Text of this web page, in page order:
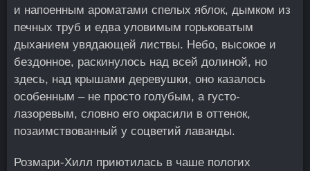
и напоенным ароматами спелых яблок, дымком из
печных труб и едва уловимым горьковатым
дыханием увядающей листвы. Небо, высокое и
бездонное, раскинулось над всей долиной, но
здесь, над крышами деревушки, оно казалось
особенным – не просто голубым, а густо-
лазоревым, словно его окрасили в оттенок,
позаимствованный у соцветий лаванды.
Розмари-Хилл приютилась в чаше пологих